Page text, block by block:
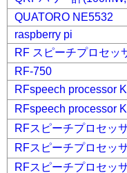
QUATORO NE5532
raspberry pi
RF スピーチプロセッ
RF-750
RFspeech processor
RFspeech processor
RFスピーチプロセッ
RFスピーチプロセッ
RFスピーチプロセッ